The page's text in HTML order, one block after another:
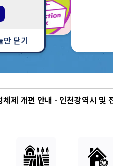
만 닫기
매 모바일앱 리뉴얼 오픈!
매 사칭 대출관련 보이스피싱